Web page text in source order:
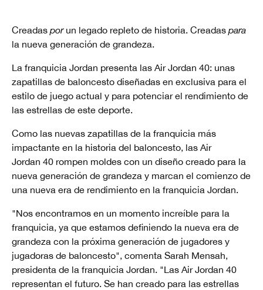
Creadas porun legado repleto de historia. Creadas para
la nueva generación de grandeza.
La franquicia Jordan presenta las Air Jordan 40: unas
zapatillas de baloncesto diseñadas en exclusiva para el
estilo de juego actual y para potenciar el rendimiento de
las estrellas de este deporte.
Como las nuevas zapatillas de la franquicia más
impactante en la historia del baloncesto, las Air
Jordan 40 rompen moldes con un diseño creado para la
nueva generación de grandeza y marcan el comienzo de
una nueva era de rendimiento en la franquicia Jordan.
"Nos encontramos en un momento increíble para la
franquicia, ya que estamos definiendo la nueva era de
grandeza con la próxima generación de jugadores y
jugadoras de baloncesto", comenta Sarah Mensah,
presidenta de la franquicia Jordan. "Las Air Jordan 40
representan el futuro. Se han creado para las estrellas